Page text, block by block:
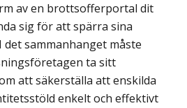
av en brottsofferportal dit
sig för att spärra sina
sammanhanget måste
ta sitt
att säkerställa att enskilda
enkelt och effektivt